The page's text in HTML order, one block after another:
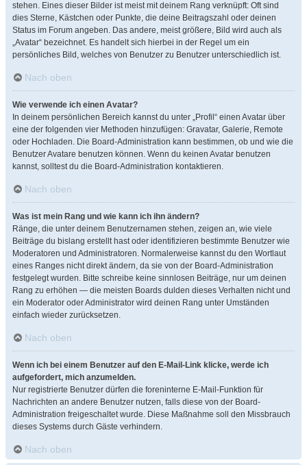
stehen. Eines dieser Bilder ist meist mit deinem Rang verknüpft: Oft sind
dies Sterne, Kästchen oder Punkte, die deine Beitragszahl oder deinen
Status im Forum angeben. Das andere, meist größere, Bild wird auch als
„Avatar“ bezeichnet. Es handelt sich hierbei in der Regel um ein
persönliches Bild, welches von Benutzer zu Benutzer unterschiedlich ist.
Nach oben
Wie verwende ich einen Avatar?
In deinem persönlichen Bereich kannst du unter „Profil“ einen Avatar über
eine der folgenden vier Methoden hinzufügen: Gravatar, Galerie, Remote
oder Hochladen. Die Board-Administration kann bestimmen, ob und wie die
Benutzer Avatare benutzen können. Wenn du keinen Avatar benutzen
kannst, solltest du die Board-Administration kontaktieren.
Nach oben
Was ist mein Rang und wie kann ich ihn ändern?
Ränge, die unter deinem Benutzernamen stehen, zeigen an, wie viele
Beiträge du bislang erstellt hast oder identifizieren bestimmte Benutzer wie
Moderatoren und Administratoren. Normalerweise kannst du den Wortlaut
eines Ranges nicht direkt ändern, da sie von der Board-Administration
festgelegt wurden. Bitte schreibe keine sinnlosen Beiträge, nur um deinen
Rang zu erhöhen — die meisten Boards dulden dieses Verhalten nicht und
ein Moderator oder Administrator wird deinen Rang unter Umständen
einfach wieder zurücksetzen.
Nach oben
Wenn ich bei einem Benutzer auf den E-Mail-Link klicke, werde ich
aufgefordert, mich anzumelden.
Nur registrierte Benutzer dürfen die foreninterne E-Mail-Funktion für
Nachrichten an andere Benutzer nutzen, falls diese von der Board-
Administration freigeschaltet wurde. Diese Maßnahme soll den Missbrauch
dieses Systems durch Gäste verhindern.
Nach oben